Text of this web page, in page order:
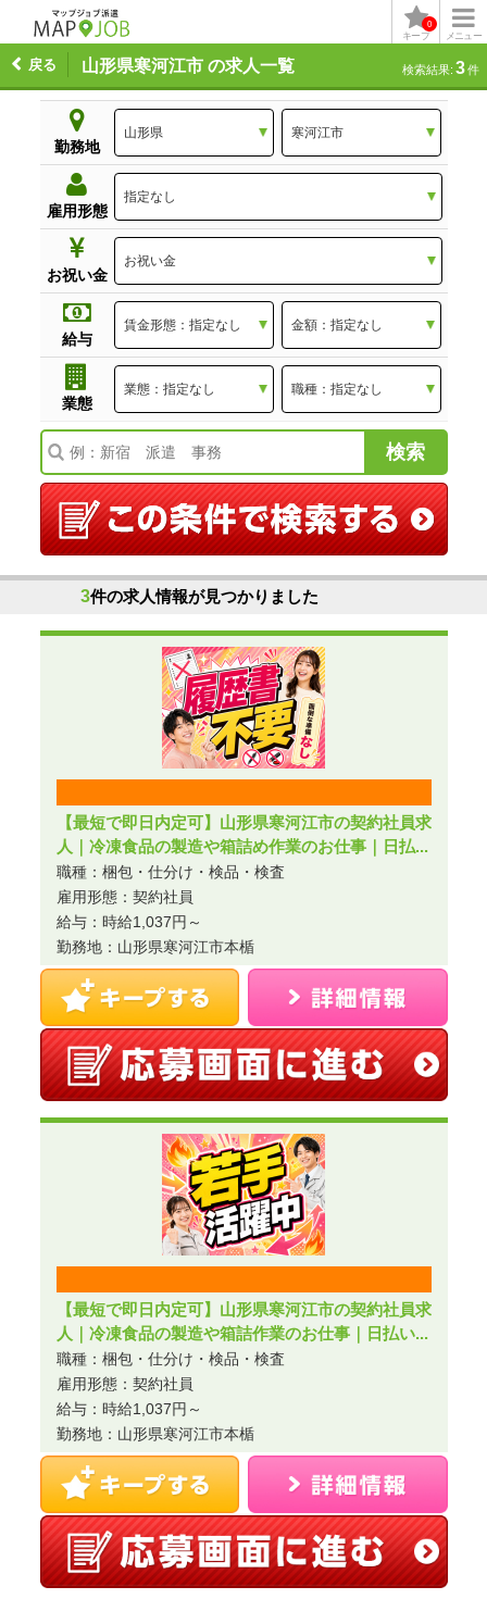
メニュー
キープ
0
山形県寒河江市 の求人一覧
戻る 検索結果: 3件
勤務地
雇用形態
お祝い金
給与
業態
3件の求人情報が見つかりました
【最短で即日内定可】山形県寒河江市の契約社員求
人｜冷凍食品の製造や箱詰め作業のお仕事｜日払...
職種：梱包・仕分け・検品・検査
雇用形態：契約社員
給与：時給1,037円～
勤務地：山形県寒河江市本楯
【最短で即日内定可】山形県寒河江市の契約社員求
人｜冷凍食品の製造や箱詰作業のお仕事｜日払い...
職種：梱包・仕分け・検品・検査
雇用形態：契約社員
給与：時給1,037円～
勤務地：山形県寒河江市本楯